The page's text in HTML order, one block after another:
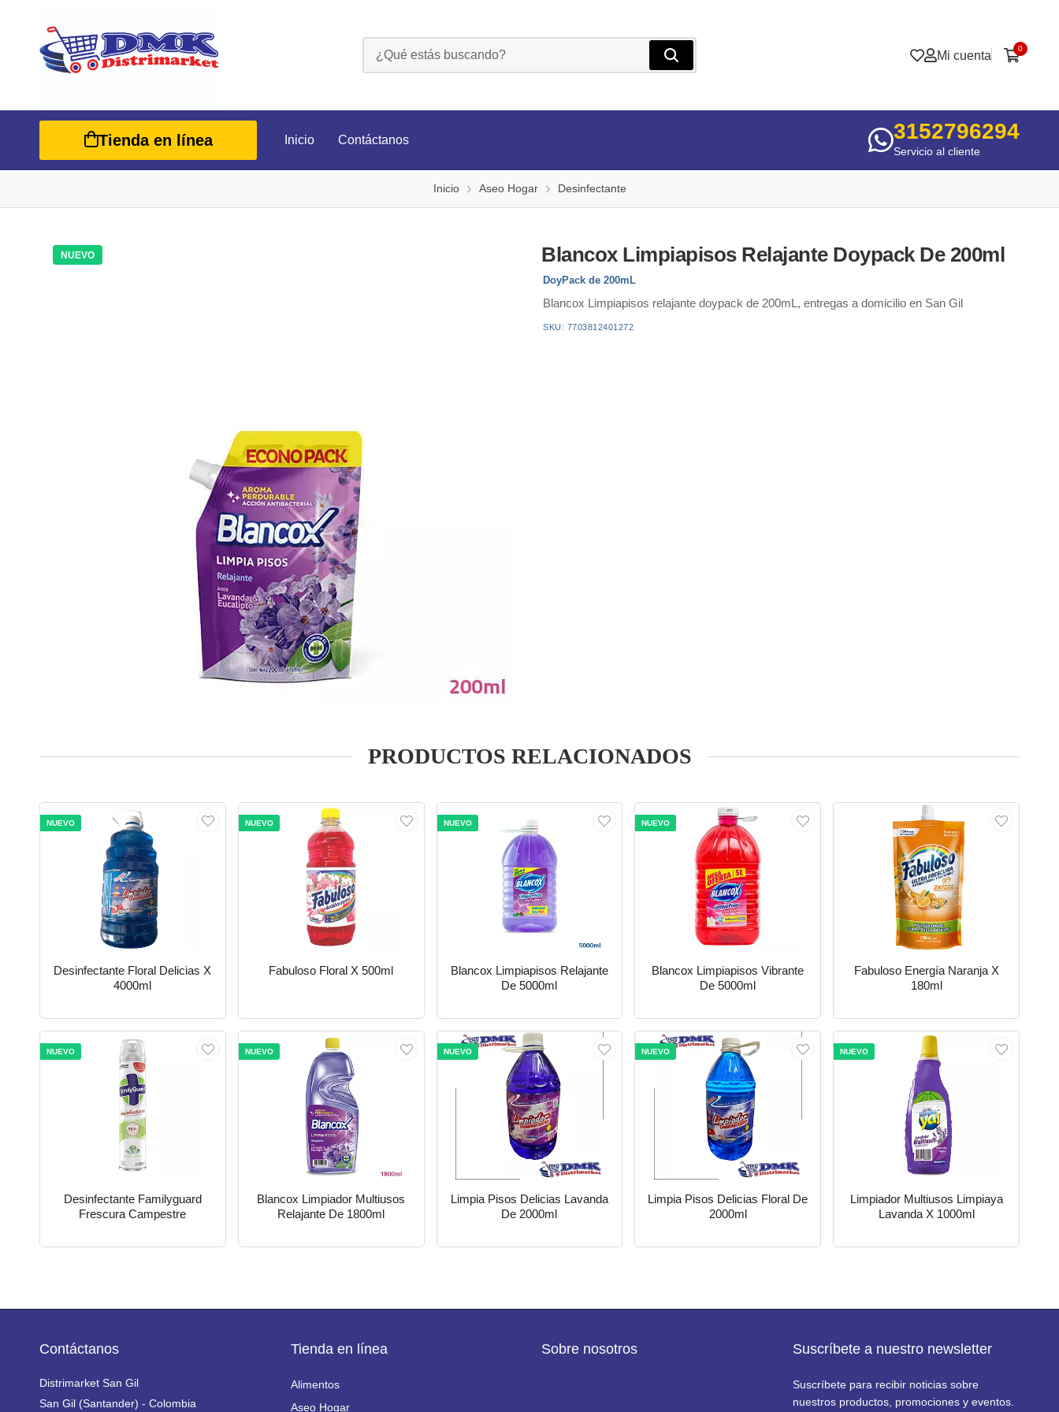
Mi cuenta 0
Tienda en línea Inicio Contáctanos 3152796294
Servicio al cliente
Inicio Aseo Hogar Desinfectante
NUEVO Blancox Limpiapisos Relajante Doypack De 200ml
DoyPack de 200mL
Blancox Limpiapisos relajante doypack de 200mL, entregas a domicilio en San Gil
SKU: 7703812401272
PRODUCTOS RELACIONADOS
NUEVO
Desinfectante Floral Delicias X
4000ml
NUEVO
Fabuloso Floral X 500ml
NUEVO
Blancox Limpiapisos Relajante
De 5000ml
NUEVO
Blancox Limpiapisos Vibrante
De 5000ml
Fabuloso Energía Naranja X
180ml
NUEVO
Desinfectante Familyguard
Frescura Campestre
NUEVO
Blancox Limpiador Multiusos
Relajante De 1800ml
NUEVO
Limpia Pisos Delicias Lavanda
De 2000ml
NUEVO
Limpia Pisos Delicias Floral De
2000ml
NUEVO
Limpiador Multiusos Limpiaya
Lavanda X 1000ml
Contáctanos
Distrimarket San Gil
San Gil (Santander) - Colombia
Tienda en línea
Alimentos
Aseo Hogar
Sobre nosotros Suscríbete a nuestro newsletter
Suscríbete para recibir noticias sobre
nuestros productos, promociones y eventos.